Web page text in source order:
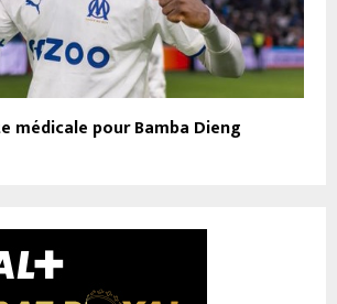
médicale pour Bamba Dieng